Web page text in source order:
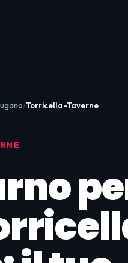
Torricella-Taverne